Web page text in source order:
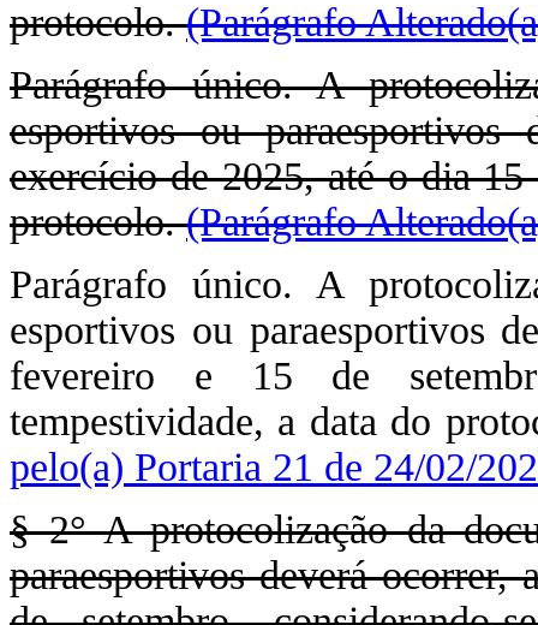
protocolo.(Parágrafo
Parágrafo único. A
esportivos ou paraesportivos
exercício de 2025, até o dia 15
protocolo.(Parágrafo
Parágrafo único. A
esportivos ou paraesportivos
fevereiro e 15 de
tempestividade, a data do
pelo(a) Portaria 21 de 24/02/
§ 2° A protocolização da
paraesportivos deverá ocorrer,